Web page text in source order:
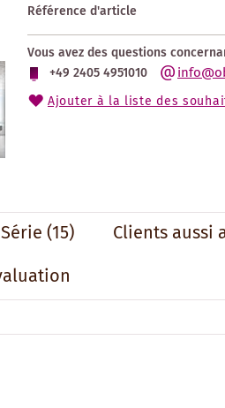
Référence d'article
Vous avez des questions
+49 2405 4951010
Ajouter à la liste des
Série(15) Clients aussi